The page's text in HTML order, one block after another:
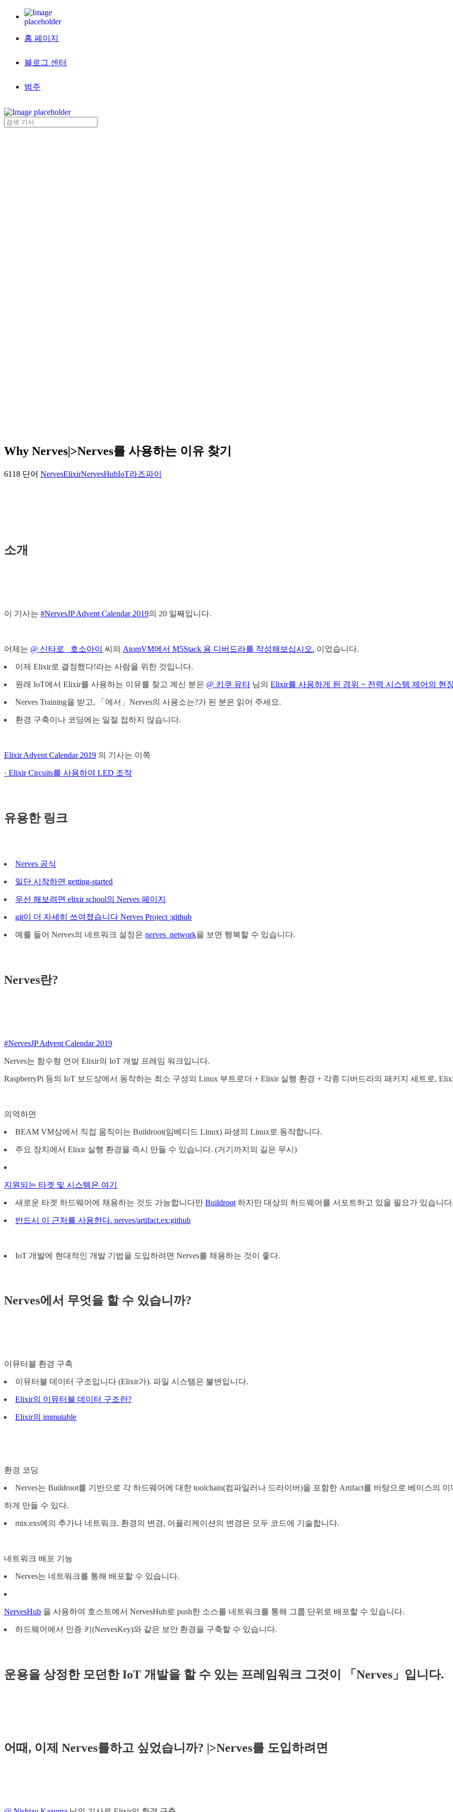
홈 페이지
블로그 센터
범주
Why Nerves|>Nerves를 사용하는 이유 찾기
6118 단어 NervesElixirNervesHubIoT라즈파이
소개
이 기사는 #NervesJP Advent Calendar 2019의 20 일째입니다.
어제는 @ 신타로_ 호소아이 씨의 AtomVM에서 M5Stack 용 디버드라를 작성해보십시오. 이었습니다.
이제 Elixir로 결정했다!라는 사람을 위한 것입니다.
원래 IoT에서 Elixir를 사용하는 이유를 찾고 계신 분은 @ 키쿠 유타 님의 Elixir를 사용하게 된 경위 ~ 전력 시스템 제어의 현
Nerves Training을 받고, 「에서」Nerves의 사용소는?가 된 분은 읽어 주세요.
환경 구축이나 코딩에는 일절 접하지 않습니다.
Elixir Advent Calendar 2019 의 기사는 이쪽
· Elixir Circuits를 사용하여 LED 조작
유용한 링크
Nerves 공식
일단 시작하면 getting-started
우선 해보려면 elixir school의 Nerves 페이지
git이 더 자세히 쓰여졌습니다 Nerves Project :github
예를 들어 Nerves의 네트워크 설정은 nerves_network을 보면 행복할 수 있습니다.
Nerves란?
#NervesJP Advent Calendar 2019
Nerves는 함수형 언어 Elixir의 IoT 개발 프레임 워크입니다.
RaspberryPi 등의 IoT 보드상에서 동작하는 최소 구성의 Linux 부트로더 + Elixir 실행 환경 + 각종 디버드라의 패키지 세트로,
의역하면
BEAM VM상에서 직접 움직이는 Buildroot(임베디드 Linux) 파생의 Linux로 동작합니다.
주요 장치에서 Elixir 실행 환경을 즉시 만들 수 있습니다. (거기까지의 길은 무시)
지원되는 타겟 및 시스템은 여기
새로운 타겟 하드웨어에 채용하는 것도 가능합니다만 Buildroot 하지만 대상의 하드웨어를 서포트하고 있을 필요가 있습니
반드시 이 근처를 사용한다. nerves/artifact.ex:github
IoT 개발에 현대적인 개발 기법을 도입하려면 Nerves를 채용하는 것이 좋다.
Nerves에서 무엇을 할 수 있습니까?
이뮤터블 환경 구축
이뮤터블 데이터 구조입니다 (Elixir가). 파일 시스템은 불변입니다.
Elixir의 이뮤터블 데이터 구조란?
Elixir의 immutable
환경 코딩
Nerves는 Buildroot를 기반으로 각 하드웨어에 대한 toolchain(컴파일러나 드라이버)을 포함한 Artifact를 바탕으로 베이스의
하게 만들 수 있다.
mix.exs에의 추가나 네트워크, 환경의 변경, 어플리케이션의 변경은 모두 코드에 기술합니다.
네트워크 배포 기능
Nerves는 네트워크를 통해 배포할 수 있습니다.
NervesHub 을 사용하여 호스트에서 NervesHub로 push한 소스를 네트워크를 통해 그룹 단위로 배포할 수 있습니다.
하드웨어에서 인증 키(NervesKey)와 같은 보안 환경을 구축할 수 있습니다.
운용을 상정한 모던한 IoT 개발을 할 수 있는 프레임워크 그것이 「Nerves」입니다.
어때, 이제 Nerves를하고 싶었습니까? |>Nerves를 도입하려면